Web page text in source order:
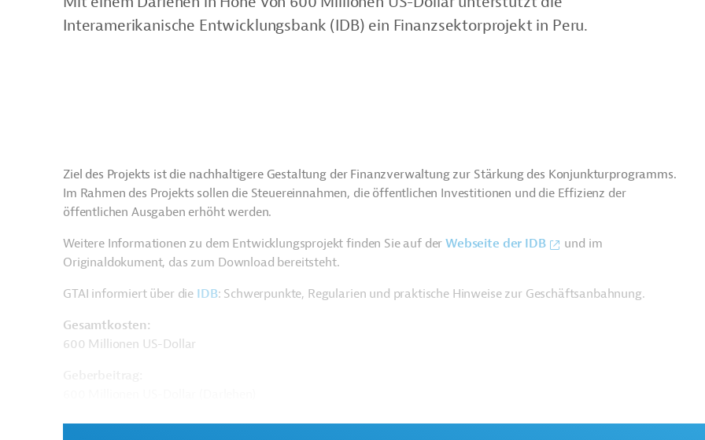
Interamerikanische Entwicklungsbank (IDB) ein Finanzsektorprojekt in Peru.
Ziel des Projekts ist die nachhaltigere Gestaltung der Finanzverwaltung zur Stärkung des Konjunkturprogramms.
Im Rahmen des Projekts sollen die Steuereinnahmen, die öffentlichen Investitionen und die Effizienz der
öffentlichen Ausgaben erhöht werden.
Weitere Informationen zu dem Entwicklungsprojekt finden Sie auf derWebseite der IDB
und im
Originaldokument, das zum Download bereitsteht.
GTAI informiert über die IDB: Schwerpunkte, Regularien und praktische Hinweise zur Geschäftsanbahnung.
Gesamtkosten:
600 Millionen US-Dollar